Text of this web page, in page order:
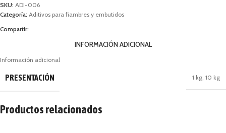
SKU: ADI-006
Categoría: Aditivos para fiambres y embutidos
Compartir:
INFORMACIÓN ADICIONAL
Información adicional
PRESENTACIÓN 1 kg, 10 kg
Productos relacionados